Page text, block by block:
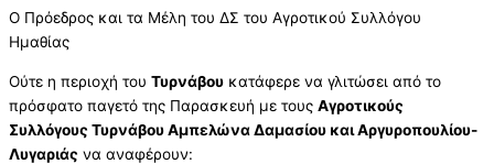
Ο Πρόεδρος και τα Μέλη του ΔΣ του Αγροτικού Συλλόγου
Ημαθίας
Ούτε η περιοχή του Τυρνάβου κατάφερε να γλιτώσει από το
πρόσφατο παγετό της Παρασκευή με τους Αγροτικούς
Συλλόγους Τυρνάβου Αμπελώνα Δαμασίου και Αργυροπουλίου-
Λυγαριάς να αναφέρουν: